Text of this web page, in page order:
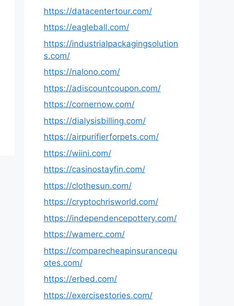
https://datacentertour.com/
https://eagleball.com/
https://industrialpackagingsolution
s.com/
https://nalono.com/
https://adiscountcoupon.com/
https://cornernow.com/
https://dialysisbilling.com/
https://airpurifierforpets.com/
https://wiini.com/
https://casinostayfin.com/
https://clothesun.com/
https://cryptochrisworld.com/
https://independencepottery.com/
https://wamerc.com/
https://comparecheapinsurancequ
otes.com/
https://erbed.com/
https://exercisestories.com/